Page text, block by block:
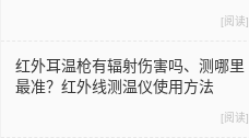
[阅读]
红外耳温枪有辐射伤害吗、测哪里
最准？红外线测温仪使用方法
[阅读]